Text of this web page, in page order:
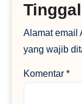
Alamat email
yang wajib
Komentar *